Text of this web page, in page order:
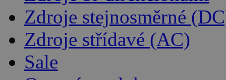
Zdroje stejnosměrné
Zdroje střídavé (AC)
Sale